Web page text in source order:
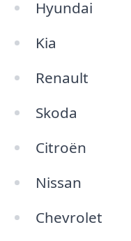
Hyundai
Kia
Renault
Skoda
Citroën
Nissan
Chevrolet